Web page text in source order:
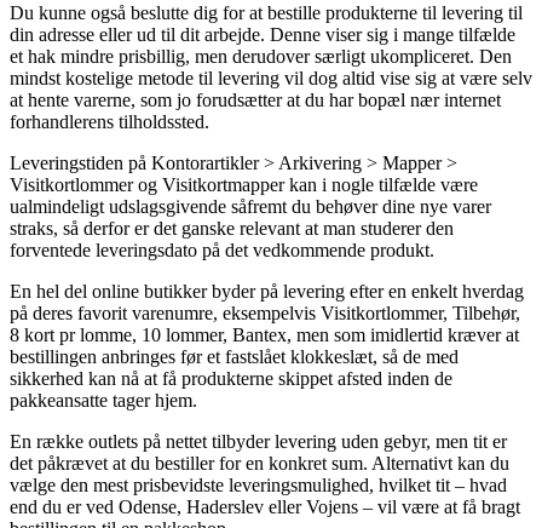
Du kunne også beslutte dig for at bestille produkterne til levering til
din adresse eller ud til dit arbejde. Denne viser sig i mange tilfælde
et hak mindre prisbillig, men derudover særligt ukompliceret. Den
mindst kostelige metode til levering vil dog altid vise sig at være selv
at hente varerne, som jo forudsætter at du har bopæl nær internet
forhandlerens tilholdssted.
Leveringstiden på Kontorartikler > Arkivering > Mapper >
Visitkortlommer og Visitkortmapper kan i nogle tilfælde være
ualmindeligt udslagsgivende såfremt du behøver dine nye varer
straks, så derfor er det ganske relevant at man studerer den
forventede leveringsdato på det vedkommende produkt.
En hel del online butikker byder på levering efter en enkelt hverdag
på deres favorit varenumre, eksempelvis Visitkortlommer, Tilbehør,
8 kort pr lomme, 10 lommer, Bantex, men som imidlertid kræver at
bestillingen anbringes før et fastslået klokkeslæt, så de med
sikkerhed kan nå at få produkterne skippet afsted inden de
pakkeansatte tager hjem.
En række outlets på nettet tilbyder levering uden gebyr, men tit er
det påkrævet at du bestiller for en konkret sum. Alternativt kan du
vælge den mest prisbevidste leveringsmulighed, hvilket tit – hvad
end du er ved Odense, Haderslev eller Vojens – vil være at få bragt